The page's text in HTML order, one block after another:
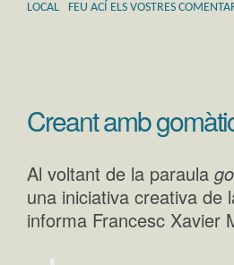
LOCAL
FEU ACÍ ELS VOSTRES
Creant amb
Al voltant de la paraula
una iniciativa creativa de
informa Francesc Xavier